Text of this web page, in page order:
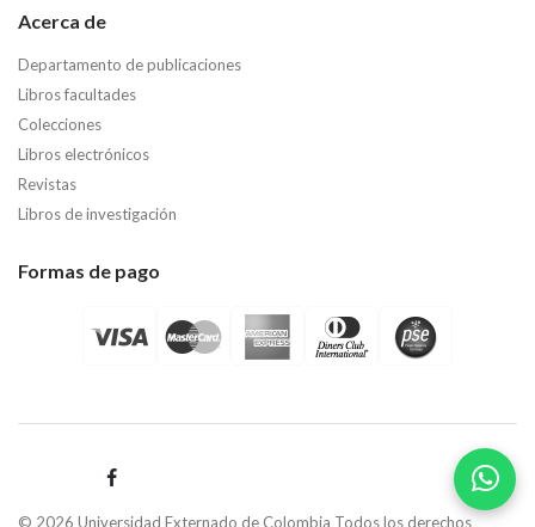
Acerca de
Departamento de publicaciones
Libros facultades
Colecciones
Libros electrónicos
Revistas
Libros de investigación
Formas de pago
© 2026 Universidad Externado de Colombia Todos los derechos